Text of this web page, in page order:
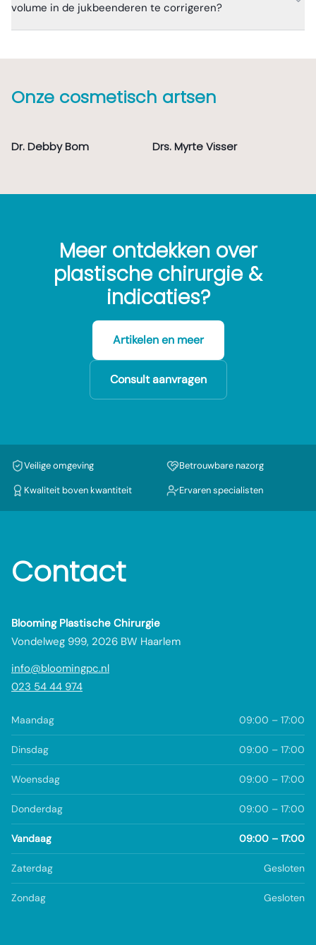
volume in de jukbeenderen te corrigeren?
Onze cosmetisch artsen
Dr. Debby Bom Drs. Myrte Visser
Meer ontdekken over
plastische chirurgie &
indicaties?
Artikelen en meer
Consult aanvragen
Veilige omgeving Betrouwbare nazorg
Kwaliteit boven kwantiteit Ervaren specialisten
Contact
Blooming Plastische Chirurgie
Vondelweg 999, 2026 BW Haarlem
info@bloomingpc.nl
023 54 44 974
Maandag 09:00 – 17:00
Dinsdag 09:00 – 17:00
Woensdag 09:00 – 17:00
Donderdag 09:00 – 17:00
Vandaag 09:00 – 17:00
Zaterdag Gesloten
Zondag Gesloten